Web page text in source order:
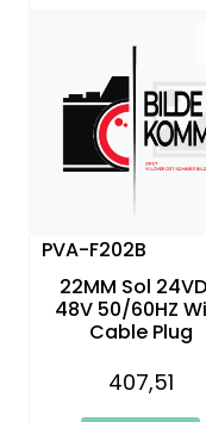
PVA-F202B
22MM Sol
48V 50/60HZ
Cable Plug
407,51